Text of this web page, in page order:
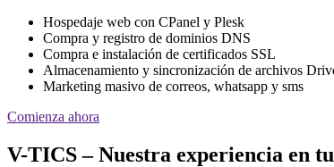
Hospedaje web con CPanel y Plesk
Compra y registro de dominios DNS
Compra e instalación de certificados SSL
Almacenamiento y sincronización de archivos
Marketing masivo de correos, whatsapp y sms
Comienza ahora
V-TICS – Nuestra experiencia en